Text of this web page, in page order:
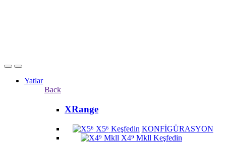
Yatlar
Back
XRange
X5⁶ Keşfedin KONFİGÜRASYON
X4⁹ Mkll Keşfedin